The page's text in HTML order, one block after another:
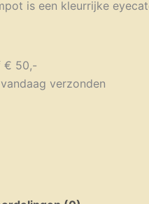
is een kleurrijke
€ 50,-
verzonden